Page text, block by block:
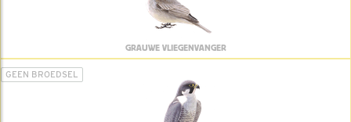
GRAUWE VLIEGENVANGER
GEEN BROEDSEL